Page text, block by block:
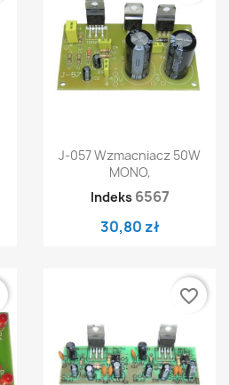
J-057 Wzmacniacz 50W
MONO,
Indeks 6567
30,80 zł
favorite_border